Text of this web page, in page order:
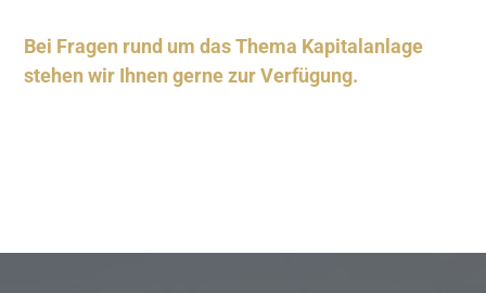
Bei Fragen rund um das Thema Kapitalanlage
stehen wir Ihnen gerne zur Verfügung.